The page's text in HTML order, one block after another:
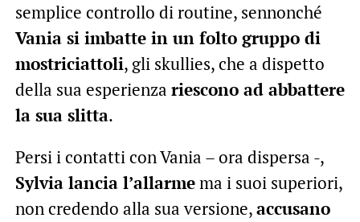
semplice controllo di routine, sennonché
Vania si imbatte in un folto gruppo di
mostriciattoli, gli skullies, che a dispetto
della sua esperienza riescono ad abbattere
la sua slitta.
Persi i contatti con Vania – ora dispersa -,
Sylvia lancia l’allarmema i suoi superiori,
non credendo alla sua versione,accusano